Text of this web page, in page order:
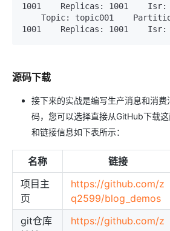
1001    Replicas: 1001    Isr:
1001    Replicas: 1001    Isr:
源码下载
接下来的实战是编写生产消息和消
码，您可以选择直接从GitHub下载
和链接信息如下表所示：
名称 链接
项目主
页
https://github.com/z
q2599/blog_demos
git仓库
https://github.com/z